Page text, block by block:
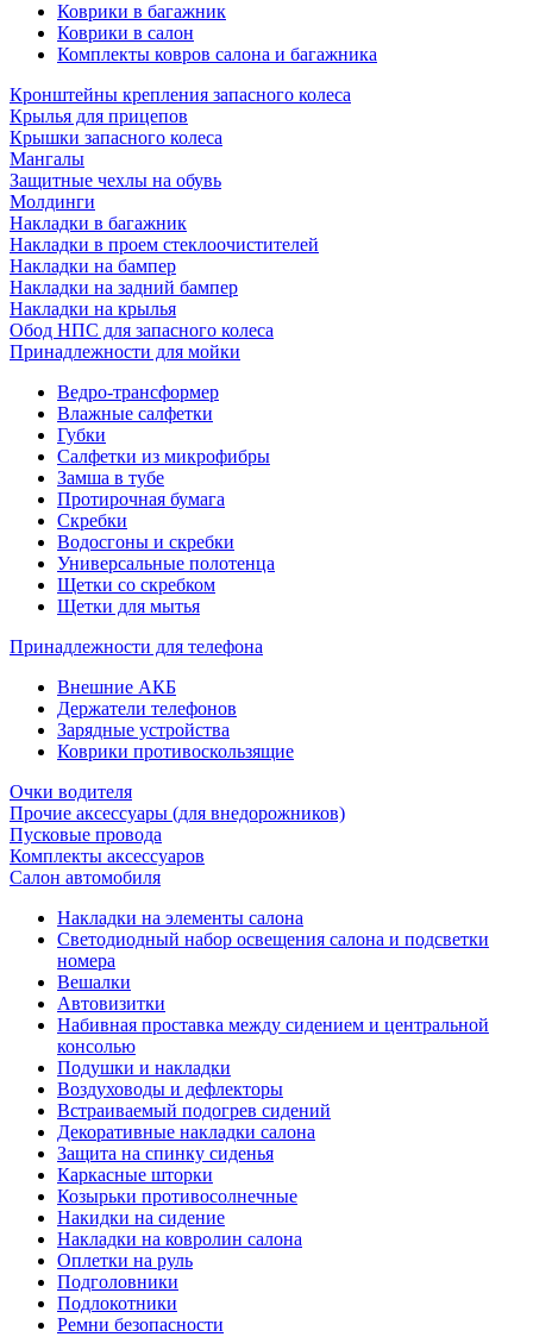
Коврики в багажник
Коврики в салон
Комплекты ковров салона и багажника
Кронштейны крепления запасного колеса
Крылья для прицепов
Крышки запасного колеса
Мангалы
Защитные чехлы на обувь
Молдинги
Накладки в багажник
Накладки в проем стеклоочистителей
Накладки на бампер
Накладки на задний бампер
Накладки на крылья
Обод НПС для запасного колеса
Принадлежности для мойки
Ведро-трансформер
Влажные салфетки
Губки
Салфетки из микрофибры
Замша в тубе
Протирочная бумага
Скребки
Водосгоны и скребки
Универсальные полотенца
Щетки со скребком
Щетки для мытья
Принадлежности для телефона
Внешние АКБ
Держатели телефонов
Зарядные устройства
Коврики противоскользящие
Очки водителя
Прочие аксессуары (для внедорожников)
Пусковые провода
Комплекты аксессуаров
Салон автомобиля
Накладки на элементы салона
Светодиодный набор освещения салона и подсветки
номера
Вешалки
Автовизитки
Набивная проставка между сидением и центральной
консолью
Подушки и накладки
Воздуховоды и дефлекторы
Встраиваемый подогрев сидений
Декоративные накладки салона
Защита на спинку сиденья
Каркасные шторки
Козырьки противосолнечные
Накидки на сидение
Накладки на ковролин салона
Оплетки на руль
Подголовники
Подлокотники
Ремни безопасности